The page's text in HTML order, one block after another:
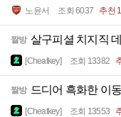
노윤서 조회 6037 추천 1
짤방 살구피셜 치지직
[Cheatkey] 조회 13382
짤방 드디어 흑화한 이
[Cheatkey] 조회 13553